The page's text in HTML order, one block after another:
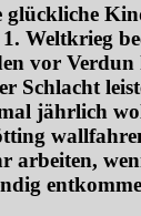
glückliche
Weltkrieg
vor Verdun
Schlacht
jährlich
arbeiten,